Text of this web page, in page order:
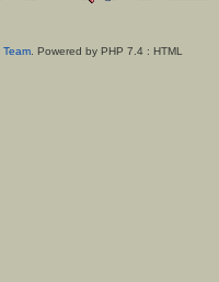
Team. Powered by PHP 7.4 : HTML